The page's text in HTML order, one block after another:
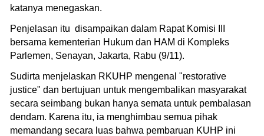
katanya menegaskan.
Penjelasan itu disampaikan dalam Rapat Komisi III
bersama kementerian Hukum dan HAM di Kompleks
Parlemen, Senayan, Jakarta, Rabu (9/11).
Sudirta menjelaskan RKUHP mengenal "restorative
justice" dan bertujuan untuk mengembalikan masyarakat
secara seimbang bukan hanya semata untuk pembalasan
dendam. Karena itu, ia menghimbau semua pihak
memandang secara luas bahwa pembaruan KUHP ini